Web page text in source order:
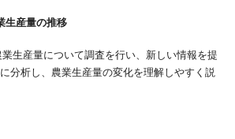
生産量の推移
生産量について調査を行い、新しい情報を提
分析し、農業生産量の変化を理解しやすく説